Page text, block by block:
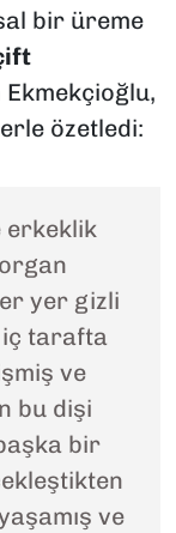
bir üreme
Ekmekçioğlu,
özetledi:
erkeklik
yer gizli
iç tarafta
ve
bu dişi
bir
ve